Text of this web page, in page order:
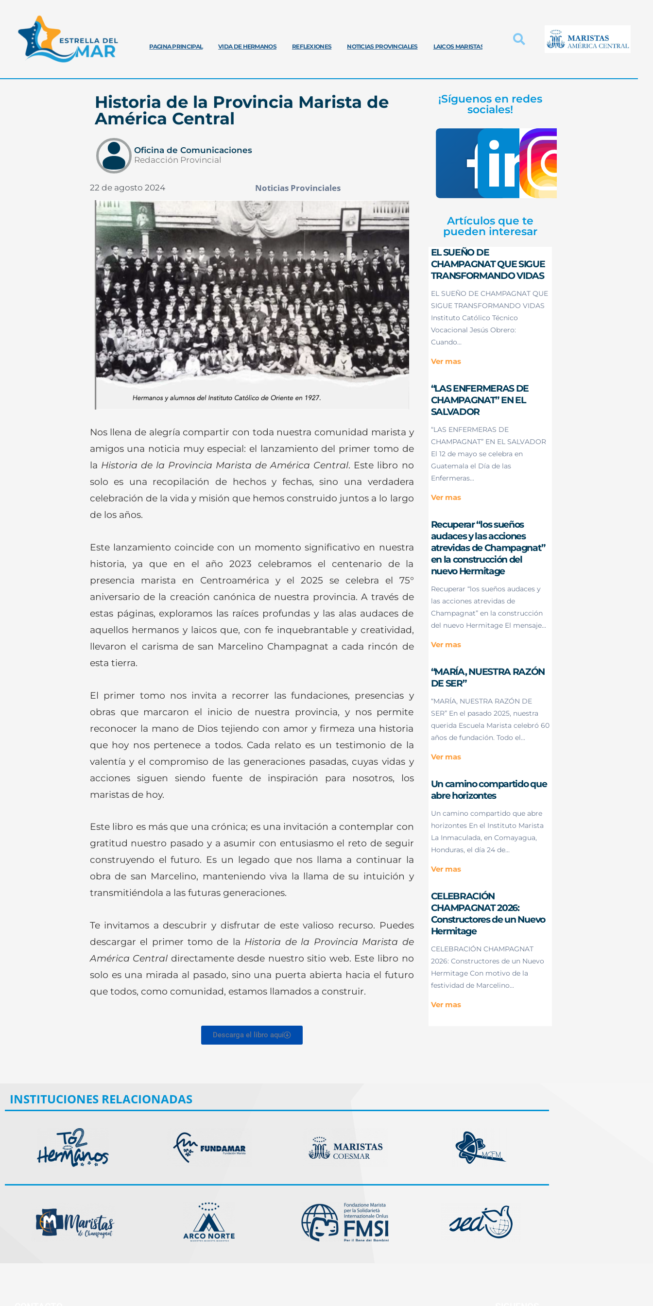
PAGINA PRINCIPAL VIDA DE HERMANOS REFLEXIONES NOTICIAS PROVINCIALES LAICOS MARISTAS INNOVACIÓN PROVINCIAL EDUCACIÓN MARISTA
Historia de la Provincia Marista de
América Central
Oficina de Comunicaciones
Redacción Provincial
22 de agosto 2024 Noticias Provinciales
Nos llena de alegría compartir con toda nuestra comunidad marista y
amigos una noticia muy especial: el lanzamiento del primer tomo de
la Historia de la Provincia Marista de América Central. Este libro no
solo es una recopilación de hechos y fechas, sino una verdadera
celebración de la vida y misión que hemos construido juntos a lo largo
de los años.
Este lanzamiento coincide con un momento significativo en nuestra
historia, ya que en el año 2023 celebramos el centenario de la
presencia marista en Centroamérica y el 2025 se celebra el 75°
aniversario de la creación canónica de nuestra provincia. A través de
estas páginas, exploramos las raíces profundas y las alas audaces de
aquellos hermanos y laicos que, con fe inquebrantable y creatividad,
llevaron el carisma de san Marcelino Champagnat a cada rincón de
esta tierra.
El primer tomo nos invita a recorrer las fundaciones, presencias y
obras que marcaron el inicio de nuestra provincia, y nos permite
reconocer la mano de Dios tejiendo con amor y firmeza una historia
que hoy nos pertenece a todos. Cada relato es un testimonio de la
valentía y el compromiso de las generaciones pasadas, cuyas vidas y
acciones siguen siendo fuente de inspiración para nosotros, los
maristas de hoy.
Este libro es más que una crónica; es una invitación a contemplar con
gratitud nuestro pasado y a asumir con entusiasmo el reto de seguir
construyendo el futuro. Es un legado que nos llama a continuar la
obra de san Marcelino, manteniendo viva la llama de su intuición y
transmitiéndola a las futuras generaciones.
Te invitamos a descubrir y disfrutar de este valioso recurso. Puedes
descargar el primer tomo de la Historia de la Provincia Marista de
América Central directamente desde nuestro sitio web. Este libro no
solo es una mirada al pasado, sino una puerta abierta hacia el futuro
que todos, como comunidad, estamos llamados a construir.
Descarga el libro aquí
¡Síguenos en redes
sociales!
Artículos que te
pueden interesar
EL SUEÑO DE
CHAMPAGNAT QUE SIGUE
TRANSFORMANDO VIDAS
EL SUEÑO DE CHAMPAGNAT QUE
SIGUE TRANSFORMANDO VIDAS
Instituto Católico Técnico
Vocacional Jesús Obrero:
Cuando...
Ver mas
“LAS ENFERMERAS DE
CHAMPAGNAT” EN EL
SALVADOR
“LAS ENFERMERAS DE
CHAMPAGNAT” EN EL SALVADOR
El 12 de mayo se celebra en
Guatemala el Día de las
Enfermeras...
Ver mas
Recuperar “los sueños
audaces y las acciones
atrevidas de Champagnat”
en la construcción del
nuevo Hermitage
Recuperar “los sueños audaces y
las acciones atrevidas de
Champagnat” en la construcción
del nuevo Hermitage El mensaje...
Ver mas
“MARÍA, NUESTRA RAZÓN
DE SER”
“MARÍA, NUESTRA RAZÓN DE
SER” En el pasado 2025, nuestra
querida Escuela Marista celebró 60
años de fundación. Todo el...
Ver mas
Un camino compartido que
abre horizontes
Un camino compartido que abre
horizontes En el Instituto Marista
La Inmaculada, en Comayagua,
Honduras, el día 24 de...
Ver mas
CELEBRACIÓN
CHAMPAGNAT 2026:
Constructores de un Nuevo
Hermitage
CELEBRACIÓN CHAMPAGNAT
2026: Constructores de un Nuevo
Hermitage Con motivo de la
festividad de Marcelino...
Ver mas
INSTITUCIONES RELACIONADAS